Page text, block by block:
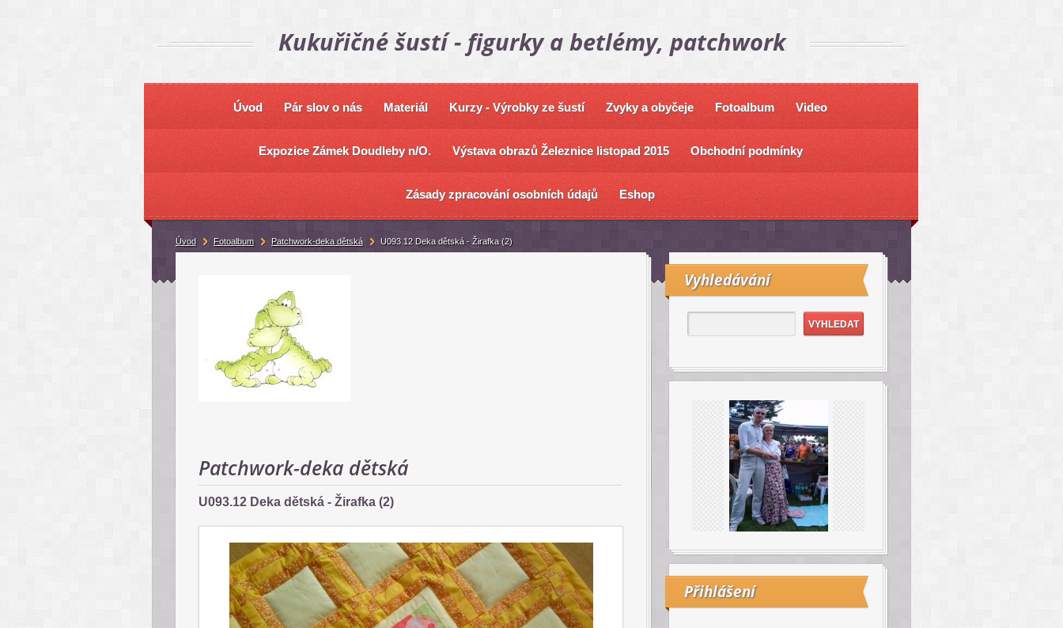
Kukuřičné šustí - figurky a betlémy, patchwork
Úvod Pár slov o nás Materiál Kurzy - Výrobky ze šustí Zvyky a obyčeje Fotoalbum Video
Expozice Zámek Doudleby n/O. Výstava obrazů Železnice listopad 2015 Obchodní podmínky
Zásady zpracování osobních údajů Eshop
Patchwork-deka dětská
U093.12 Deka dětská - Žirafka (2)
Vyhledávání
Přihlášení
Úvod Fotoalbum Patchwork-deka dětská U093.12 Deka dětská - Žirafka (2)